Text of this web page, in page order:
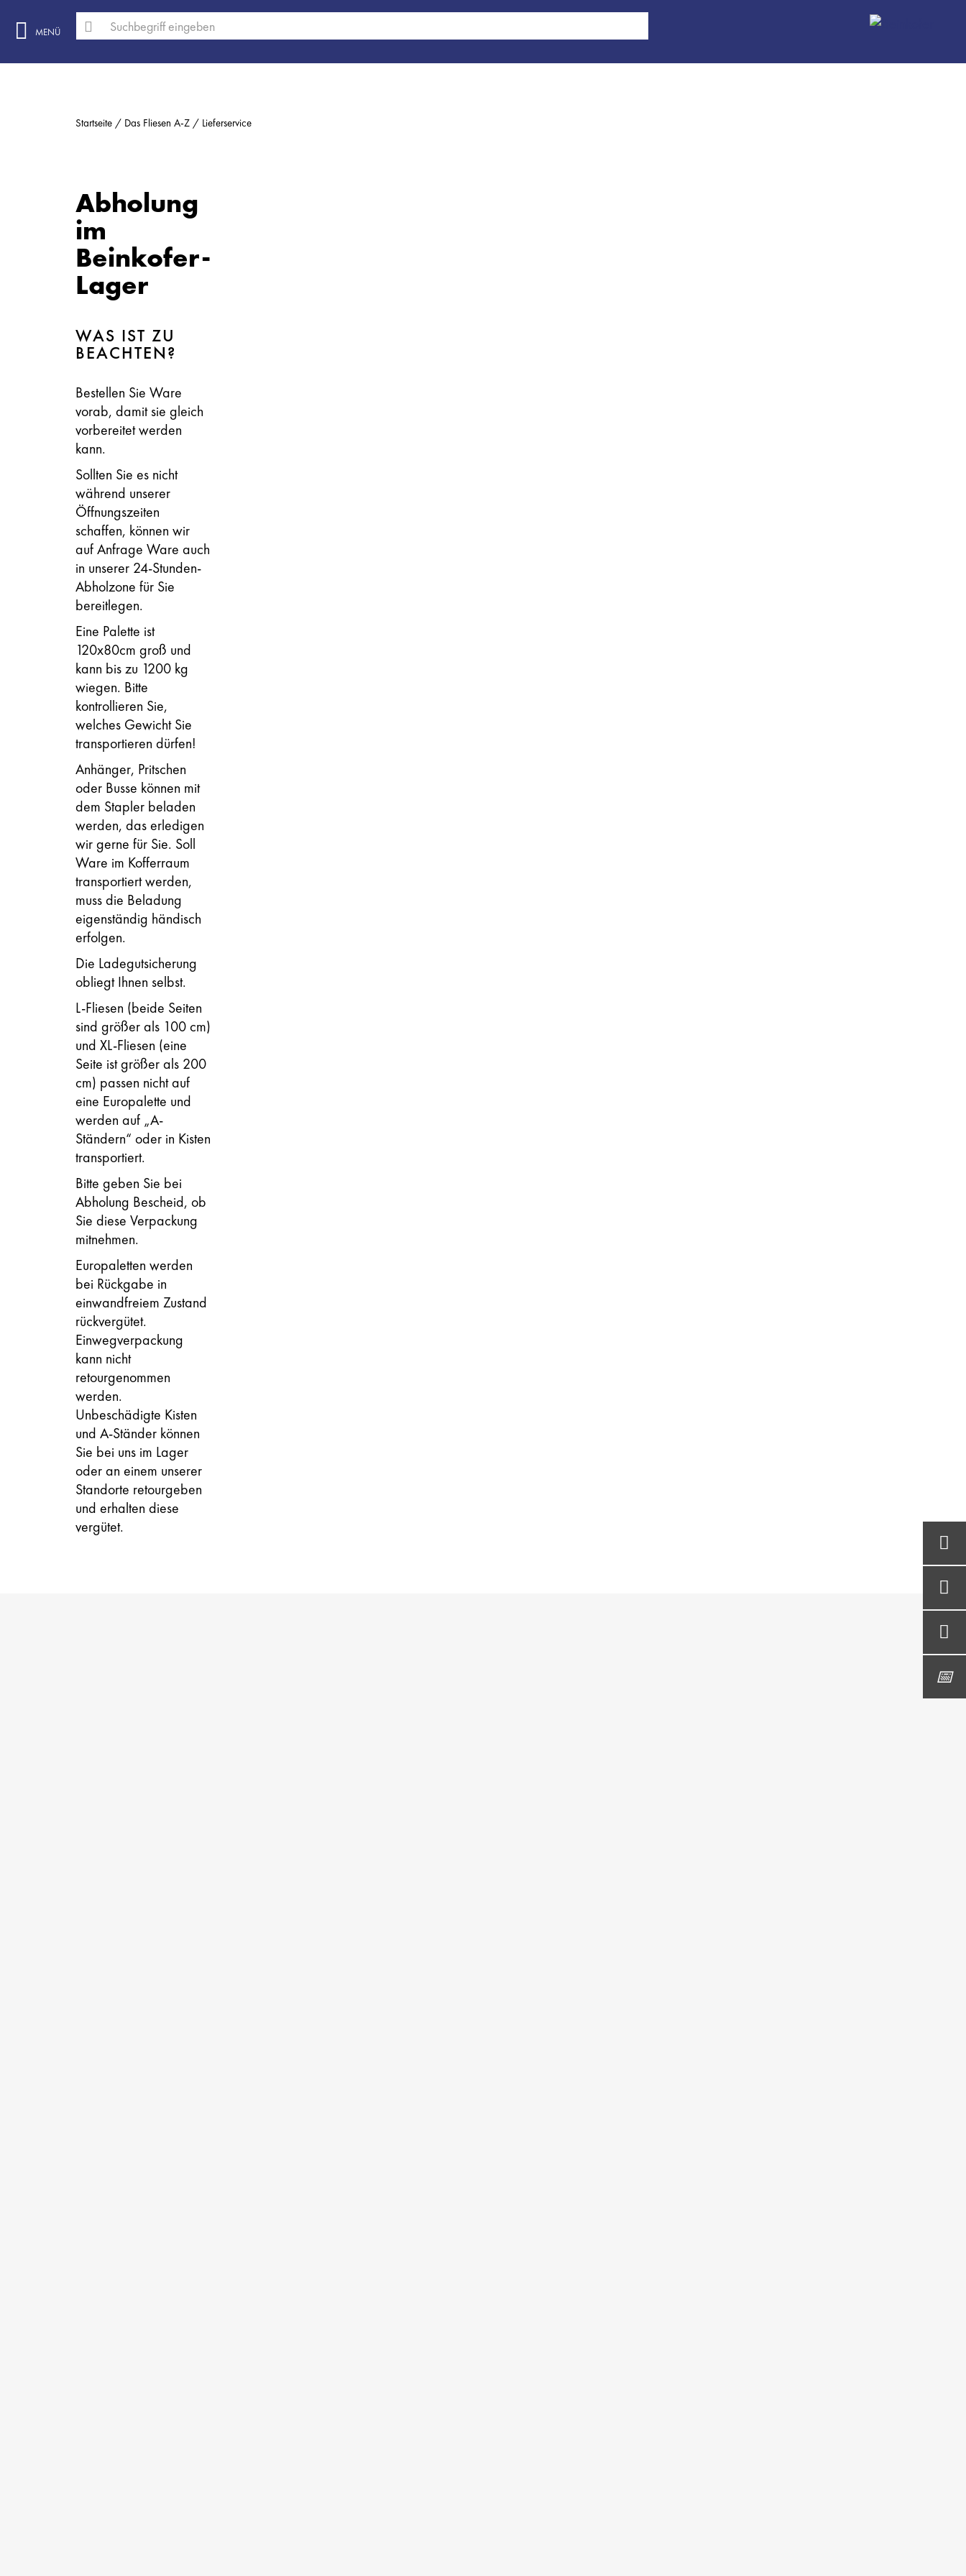
MENÜ
Startseite Das Fliesen A-Z Lieferservice
Abholung
im
Beinkofer-
Lager
WAS IST ZU
BEACHTEN?
Bestellen Sie Ware
vorab, damit sie gleich
vorbereitet werden
kann.
Sollten Sie es nicht
während unserer
Öffnungszeiten
schaffen, können wir
auf Anfrage Ware auch
in unserer 24-Stunden-
Abholzone für Sie
bereitlegen.
Eine Palette ist
120x80cm groß und
kann bis zu 1200 kg
wiegen. Bitte
kontrollieren Sie,
welches Gewicht Sie
transportieren dürfen!
Anhänger, Pritschen
oder Busse können mit
dem Stapler beladen
werden, das erledigen
wir gerne für Sie. Soll
Ware im Kofferraum
transportiert werden,
muss die Beladung
eigenständig händisch
erfolgen.
Die Ladegutsicherung
obliegt Ihnen selbst.
L-Fliesen (beide Seiten
sind größer als 100 cm)
und XL-Fliesen (eine
Seite ist größer als 200
cm) passen nicht auf
eine Europalette und
werden auf „A-
Ständern“ oder in Kisten
transportiert.
Bitte geben Sie bei
Abholung Bescheid, ob
Sie diese Verpackung
mitnehmen.
Europaletten werden
bei Rückgabe in
einwandfreiem Zustand
rückvergütet.
Einwegverpackung
kann nicht
retourgenommen
werden.
Unbeschädigte Kisten
und A-Ständer können
Sie bei uns im Lager
oder an einem unserer
Standorte retourgeben
und erhalten diese
vergütet.